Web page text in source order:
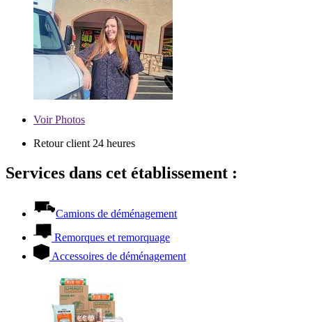
VoirPhotos
Retour client 24 heures
Services dans cet établissement :
Camions de déménagement
Remorques et remorquage
Accessoires de déménagement